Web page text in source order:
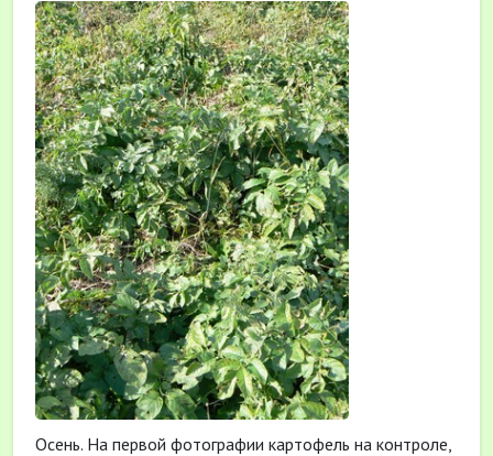
Осень. На первой фотографии картофель на контроле,